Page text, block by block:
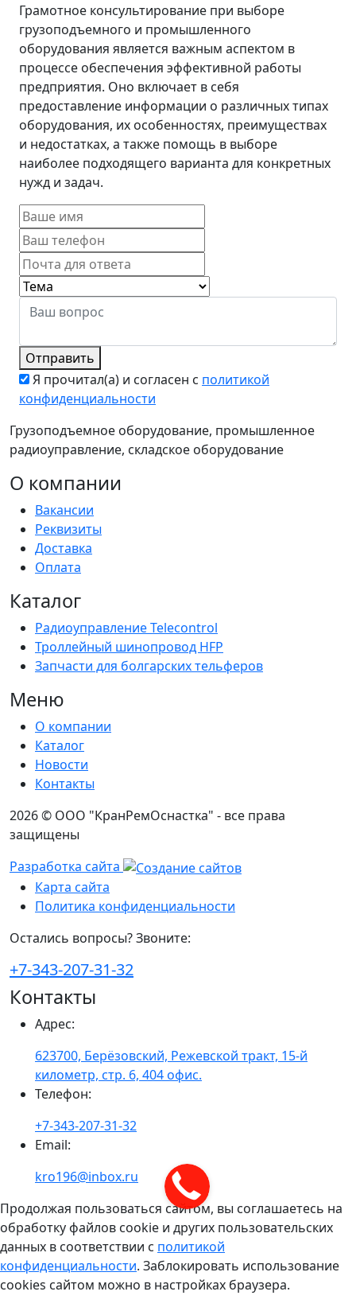
Грамотное консультирование при выборе
грузоподъемного и промышленного
оборудования является важным аспектом в
процессе обеспечения эффективной работы
предприятия. Оно включает в себя
предоставление информации о различных типах
оборудования, их особенностях, преимуществах
и недостатках, а также помощь в выборе
наиболее подходящего варианта для конкретных
нужд и задач.
Отправить
Я прочитал(а) и согласен с политикой
конфиденциальности
Грузоподъемное оборудование, промышленное
радиоуправление, складское оборудование
О компании
Вакансии
Реквизиты
Доставка
Оплата
Каталог
Радиоуправление Telecontrol
Троллейный шинопровод HFP
Запчасти для болгарских тельферов
Меню
О компании
Каталог
Новости
Контакты
2026 © ООО "КранРемОснастка" - все права
защищены
Разработка сайта
Карта сайта
Политика конфиденциальности
Остались вопросы? Звоните:
+7-343-207-31-32
Контакты
Адрес:
623700, Берёзовский, Режевской тракт, 15-й
километр, стр. 6, 404 офис.
Телефон:
+7-343-207-31-32
Email:
kro196@inbox.ru
Продолжая пользоваться сайтом, вы соглашаетесь на
обработку файлов cookie и других пользовательских
данных в соответствии с политикой
конфиденциальности. Заблокировать использование
cookies сайтом можно в настройках браузера.